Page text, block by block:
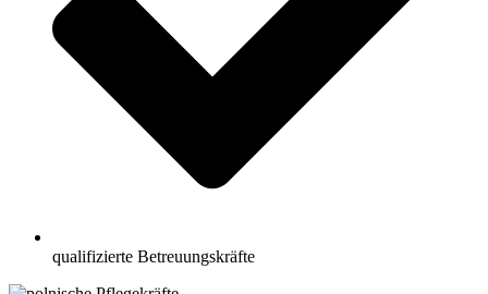
qualifizierte Betreuungskräfte